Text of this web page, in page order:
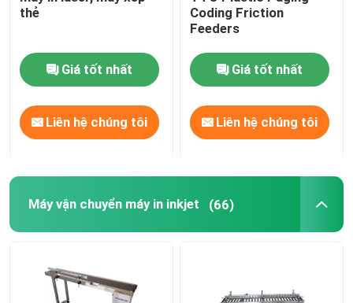
thẻ
Giá tốt nhất
Liên hệ chúng tôi
Coding Friction
Feeders
Giá tốt nhất
Liên hệ chúng tôi
Máy vận chuyển máy in inkjet (66)